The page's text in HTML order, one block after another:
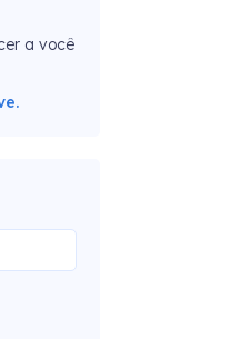
a você